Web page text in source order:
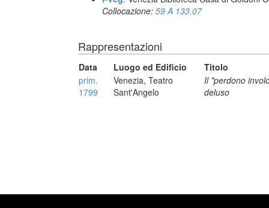
Collocazione: 59 A 133.07
Rappresentazioni
Data Luogo ed Edificio
Titolo
prim.
1799
Venezia, Teatro
Sant'Angelo
Il *perdono
deluso